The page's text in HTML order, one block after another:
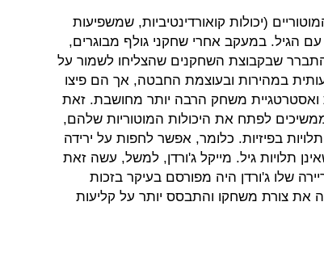
(יכולות קואורדינטיביות, שמשפיעות
הגיל. במעקב אחרי שחקני גולף מבוגרים,
שבקבוצת השחקנים שהצליחו לשמור על
במהירות ובעוצמת החבטה, אך הם פיצו
ואסטרטגיית משחק הרבה יותר מחושבת. זאת
לפתח את היכולות המוטוריות שלהם,
בפיזיות. כלומר, אפשר לחפות על ירידה
תלויות גיל. מייקל ג'ורדן, למשל, עשה זאת
שלו ג'ורדן היה מפורסם בעיקר בזכות
את צורת משחקו והתבסס יותר על קליעות